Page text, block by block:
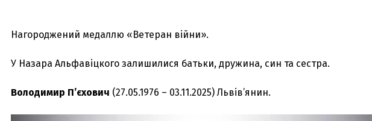
Нагороджений медаллю «Ветеран війни».
У Назара Альфавіцкого залишилися батьки, дружина, син та сестра.
Володимир П’єхович (27.05.1976 – 03.11.2025) Львів’янин.